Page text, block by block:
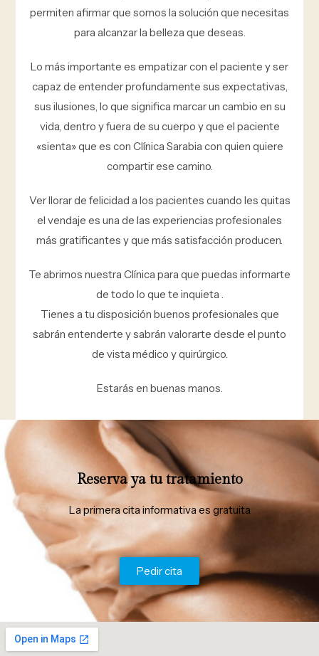
permiten afirmar que somos la solución que necesitas
para alcanzar la belleza que deseas.
Lo más importante es empatizar con el paciente y ser
capaz de entender profundamente sus expectativas,
sus ilusiones, lo que significa marcar un cambio en su
vida, dentro y fuera de su cuerpo y que el paciente
«sienta» que es con Clínica Sarabia con quien quiere
compartir ese camino.
Ver llorar de felicidad a los pacientes cuando les quitas
el vendaje es una de las experiencias profesionales
más gratificantes y que más satisfacción producen.
Te abrimos nuestra Clínica para que puedas informarte
de todo lo que te inquieta .
Tienes a tu disposición buenos profesionales que
sabrán entenderte y sabrán valorarte desde el punto
de vista médico y quirúrgico.
Estarás en buenas manos.
Reserva ya tu tratamiento
La primera cita informativa es gratuita
Pedir cita